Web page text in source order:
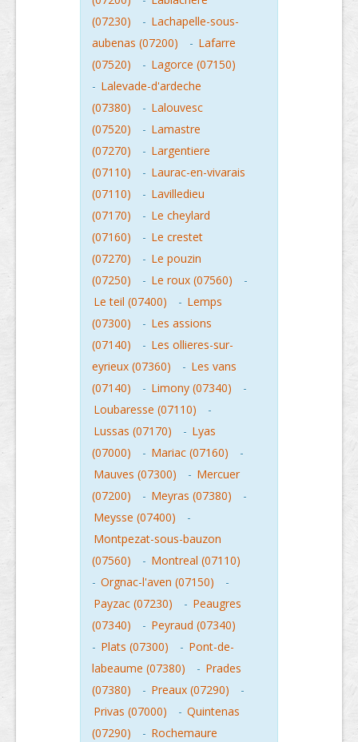
(07230)
- Lachapelle-sous-
aubenas (07200)
- Lafarre
(07520)
- Lagorce (07150)
- Lalevade-d'ardeche
(07380)
- Lalouvesc
(07520)
- Lamastre
(07270)
- Largentiere
(07110)
- Laurac-en-vivarais
(07110)
- Lavilledieu
(07170)
- Le cheylard
(07160)
- Le crestet
(07270)
- Le pouzin
(07250)
- Le roux (07560)
-
Le teil (07400)
- Lemps
(07300)
- Les assions
(07140)
- Les ollieres-sur-
eyrieux (07360)
- Les vans
(07140)
- Limony (07340)
-
Loubaresse (07110)
-
Lussas (07170)
- Lyas
(07000)
- Mariac (07160)
-
Mauves (07300)
- Mercuer
(07200)
- Meyras (07380)
-
Meysse (07400)
-
Montpezat-sous-bauzon
(07560)
- Montreal (07110)
- Orgnac-l'aven (07150)
-
Payzac (07230)
- Peaugres
(07340)
- Peyraud (07340)
- Plats (07300) - Pont-de-
labeaume (07380)
- Prades
(07380)
- Preaux (07290)
-
Privas (07000)
- Quintenas
(07290)
- Rochemaure